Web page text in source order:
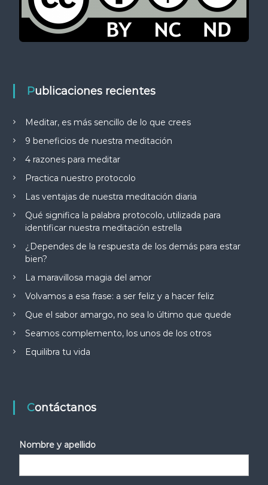
Publicaciones recientes
Meditar, es más sencillo de lo que crees
9 beneficios de nuestra meditación
4 razones para meditar
Practica nuestro protocolo
Las ventajas de nuestra meditación diaria
Qué significa la palabra protocolo, utilizada para
identificar nuestra meditación estrella
¿Dependes de la respuesta de los demás para estar
bien?
La maravillosa magia del amor
Volvamos a esa frase: a ser feliz y a hacer feliz
Que el sabor amargo, no sea lo último que quede
Seamos complemento, los unos de los otros
Equilibra tu vida
Contáctanos
Nombre y apellido